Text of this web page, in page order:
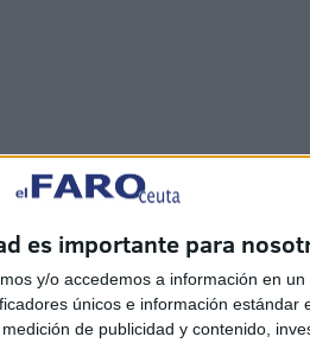
es importante para
y/o accedemos a información en
únicos e información estándar
de publicidad y contenido,
en la Guardia Civil, ha
en Ceuta y Melilla, "donde